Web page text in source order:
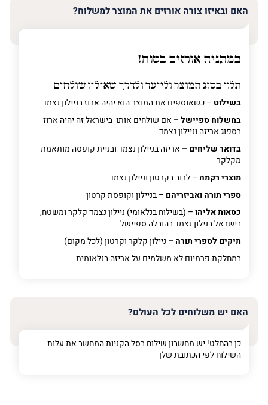
האם ובאיזו צורה אורזים את המוצר למשלוח?
במתניה אורזים בטוח!
תלוי בסוג המוצר ולייעד ולדרך שאיליו שולחים
בשילוט – כשאוספים את המוצר הוא יהיה ארוז בניילון נצמד
במשלוח ספיישל – אם שולחים אותו בישראל זה יהיה ארוז
בספוג אריזה וניילון נצמד
בדואר שליחים – אריזה בניילון נצמד ובניית קופסה מותאמת
מקלקר
מוצרי רקמה – לרוב בקרטון וניילון נצמד
ספרי תורה ואביזריהם – בניילון וקופסת קרטון
כסאות אליהו– (בשילוח בנלאומי) ניילון נצמד קלקר ומשטח,
בישראל בנילון נצמד בהובלה ספיישל.
תיקים לספרי תורה – ניילון קלקר וקרטון (לכל מקום)
במחלקת פרמיוםלא משלמים על אריזה בנלאומית
האם יש משלוחים לכל העולם?
כן בהחלט! יש מחשבון שילוח בסל הקניות המחשב את עלות
השילוח לפי הכתובת שלך